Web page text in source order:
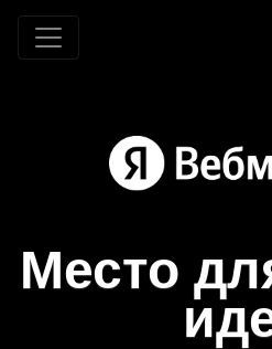
Место